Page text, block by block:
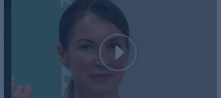
Hochmolekulare Hyaluronsäure
• Spendet intensiv Feuchtigkeit
• Lässt feine Linien geglättet und die Haut sichtbar straffer
Antioxidative & beruhigende Wirkstoffe
• Schützen vor freien Radikalen
• Unterstützen Regeneration und Hautberuhigung im Alltag
Play